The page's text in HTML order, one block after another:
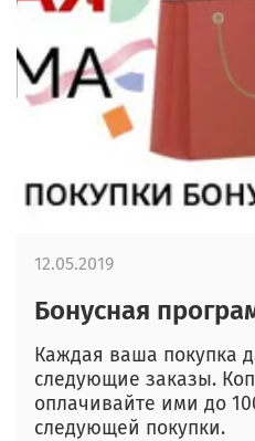
Бонусная
Каждая ваша покупка
следующие заказы.
оплачивайте ими до
следующей покупки.
12.05.2019